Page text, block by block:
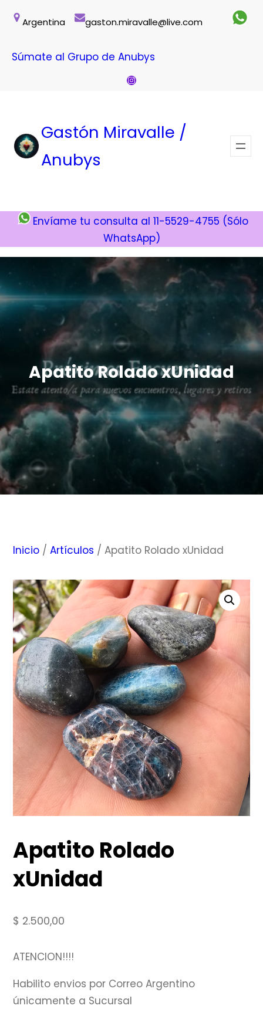
Argentina gaston.miravalle@live.com
Súmate al Grupo de Anubys
Instagram
Gastón Miravalle /
Anubys
Envíame tu consulta al 11-5529-4755 (Sólo
WhatsApp)
Apatito Rolado xUnidad
Inicio /Artículos / Apatito Rolado xUnidad
Apatito Rolado
xUnidad
$ 2.500,00
ATENCION!!!!
Habilito envios por Correo Argentino
únicamente a Sucursal